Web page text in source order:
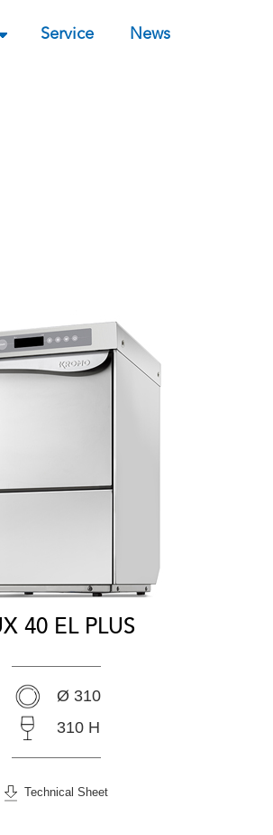
Service News
40 EL PLUS
Ø 310
310 H
Technical Sheet